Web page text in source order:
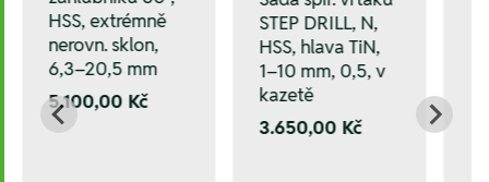
HSS, extrémně
nerovn. sklon,
6,3–20,5 mm
5.100,00 Kč
STEP DRILL, N,
HSS, hlava TiN,
1–10 mm, 0,5, v
kazetě
3.650,00 Kč